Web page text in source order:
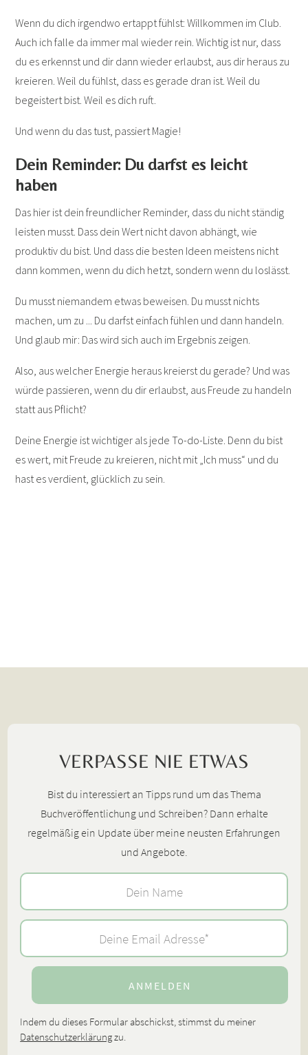
Wenn du dich irgendwo ertappt fühlst: Willkommen im Club.
Auch ich falle da immer mal wieder rein. Wichtig ist nur, dass
du es erkennst und dir dann wieder erlaubst, aus dir heraus zu
kreieren. Weil du fühlst, dass es gerade dran ist. Weil du
begeistert bist. Weil es dich ruft.
Und wenn du das tust, passiert Magie!
Dein Reminder: Du darfst es leicht
haben
Das hier ist dein freundlicher Reminder, dass du nicht ständig
leisten musst. Dass dein Wert nicht davon abhängt, wie
produktiv du bist. Und dass die besten Ideen meistens nicht
dann kommen, wenn du dich hetzt, sondern wenn du loslässt.
Du musst niemandem etwas beweisen. Du musst nichts
machen, um zu ... Du darfst einfach fühlen und dann handeln.
Und glaub mir: Das wird sich auch im Ergebnis zeigen.
Also, aus welcher Energie heraus kreierst du gerade? Und was
würde passieren, wenn du dir erlaubst, aus Freude zu handeln
statt aus Pflicht?
Deine Energie ist wichtiger als jede To-do-Liste. Denn du bist
es wert, mit Freude zu kreieren, nicht mit „Ich muss“ und du
hast es verdient, glücklich zu sein.
VERPASSE NIE ETWAS
Bist du interessiert an Tipps rund um das Thema
Buchveröffentlichung und Schreiben? Dann erhalte
regelmäßig ein Update über meine neusten Erfahrungen
und Angebote.
Indem du dieses Formular abschickst, stimmst du meiner
Datenschutzerklärungzu.